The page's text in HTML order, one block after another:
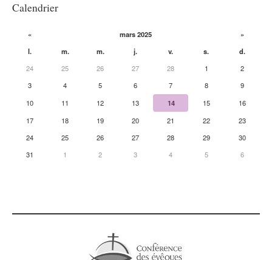
Calendrier
« mars 2025
»
l.
m. m. j. v. s.
d.
24
25 26 27 28 1
2
3
4 5 6 7 8
9
10
11 12 13 14 15
16
17
18 19 20 21 22
23
24
25 26 27 28 29
30
31
1 2 3 4 5 6